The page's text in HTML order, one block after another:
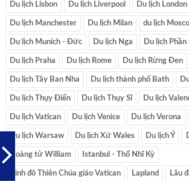
Du lịch Lisbon Du lịch Liverpool Du lịch London
Du lịch Manchester Du lịch Milan du lịch
Du lịch Munich - Đức Du lịch Nga Du lịch Phần
Du lịch Praha Du lịch Rome Du lịch Rừng Đen
Du lịch Tây Ban Nha Du lịch thành phố Bath
Du lịch Thụy Điển Du lịch Thụy Sĩ Du lịch
Du lịch Vatican Du lịch Venice Du lịch Verona
Du lịch Warsaw Du lịch Xứ Wales Du lịch Ý
Hoàng tử William Istanbul - Thổ Nhĩ Kỳ
Kinh đô Thiên Chúa giáo Vatican Lapland Lâu